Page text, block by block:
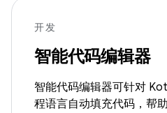
开发
智能代码编辑器
智能代码编辑器可针对
程语言自动填充代码，帮